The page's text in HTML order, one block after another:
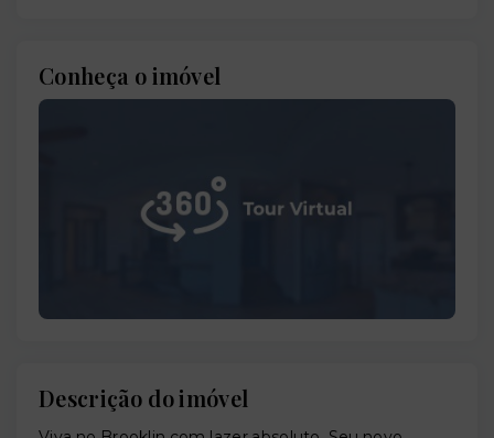
Conheça o imóvel
Descrição do imóvel